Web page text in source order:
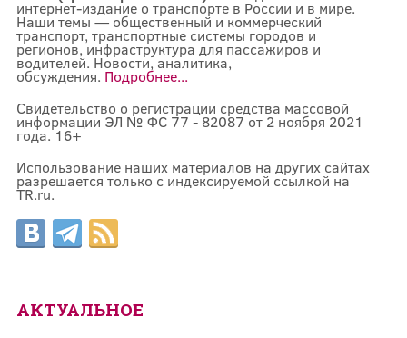
интернет-издание о транспорте в России и в мире.
Наши темы — общественный и коммерческий
транспорт, транспортные системы городов и
регионов, инфраструктура для пассажиров и
водителей. Новости, аналитика,
обсуждения. Подробнее...
Свидетельство о регистрации средства массовой
информации ЭЛ № ФС 77 - 82087 от 2 ноября 2021
года. 16+
Использование наших материалов на других сайтах
разрешается только с индексируемой ссылкой на
TR.ru.
АКТУАЛЬНОЕ